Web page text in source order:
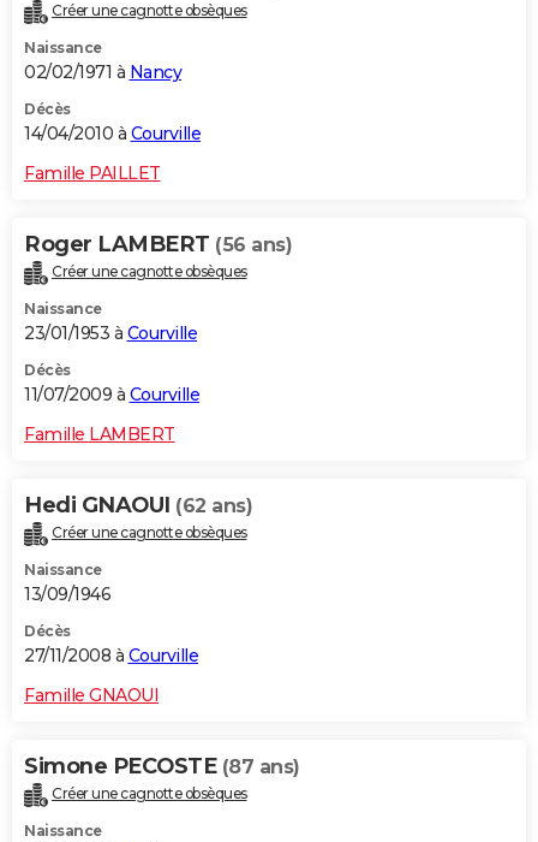
Créer une cagnotte obsèques
Naissance
02/02/1971 à Nancy
Décès
14/04/2010 à Courville
Famille PAILLET
Roger LAMBERT (56 ans)
Créer une cagnotte obsèques
Naissance
23/01/1953 à Courville
Décès
11/07/2009 à Courville
Famille LAMBERT
Hedi GNAOUI (62 ans)
Créer une cagnotte obsèques
Naissance
13/09/1946
Décès
27/11/2008 à Courville
Famille GNAOUI
Simone PECOSTE (87 ans)
Créer une cagnotte obsèques
Naissance